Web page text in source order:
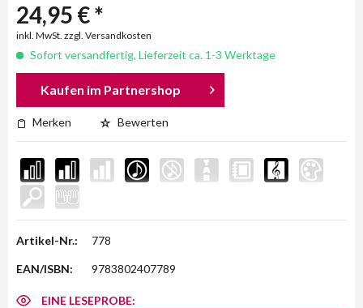
24,95 € *
inkl. MwSt. zzgl. Versandkosten
Sofort versandfertig, Lieferzeit ca. 1-3 Werktage
Kaufen im Partnershop
Merken Bewerten
Artikel-Nr.: 778
EAN/ISBN: 9783802407789
EINE LESEPROBE: